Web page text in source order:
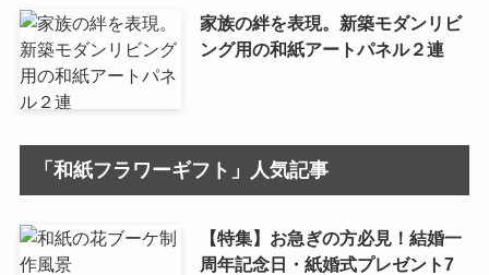
家族の絆を表現。新築モダンリビ
ング用の和紙アートパネル２連
「和紙フラワーギフト」人気記事
【特集】お急ぎの方必見！結婚一
周年記念日・紙婚式プレゼント7